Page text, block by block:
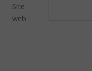
Site
web